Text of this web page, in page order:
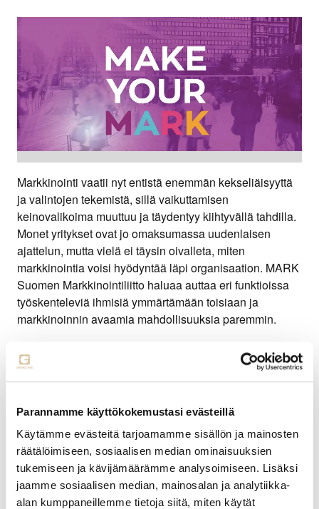
Parannamme käyttökokemustasi evästeillä
Käytämme evästeitä tarjoamamme sisällön ja mainosten
räätälöimiseen, sosiaalisen median ominaisuuksien
tukemiseen ja kävijämäärämme analysoimiseen. Lisäksi
jaamme sosiaalisen median, mainosalan ja analytiikka-
alan kumppaneillemme tietoja siitä, miten käytät
Markkinointi vaatii nyt entistä enemmän kekseliäisyyttä
ja valintojen tekemistä, sillä vaikuttamisen
keinovalikoima muuttuu ja täydentyy kiihtyvällä tahdilla.
Monet yritykset ovat jo omaksumassa uudenlaisen
ajattelun, mutta vielä ei täysin oivalleta, miten
markkinointia voisi hyödyntää läpi organisaation. MARK
Suomen Markkinointiliitto haluaa auttaa eri funktioissa
työskenteleviä ihmisiä ymmärtämään toisiaan ja
markkinoinnin avaamia mahdollisuuksia paremmin.
huomannut, että markkinoinnin arvostus syntyy vasta
ymmärryksen kautta. – Usein markkinoinnin
Haluamme tehdä näkyväksi sen kovan työn, joka on
tehty ennen lopputulosta. Menestyminen on kaikille
mahdollista. Siksi MARK haluaa kannustaa jäseniään
rohkealla, mutta kestävällä kasvun tiellä.
Markkinoinnissa piilee valtava voimavara, jolla voitaisiin